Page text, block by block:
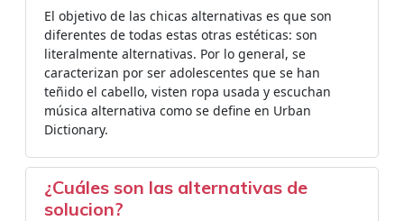
El objetivo de las chicas alternativas es que son
diferentes de todas estas otras estéticas: son
literalmente alternativas. Por lo general, se
caracterizan por ser adolescentes que se han
teñido el cabello, visten ropa usada y escuchan
música alternativa como se define en Urban
Dictionary.
¿Cuáles son las alternativas de
solucion?